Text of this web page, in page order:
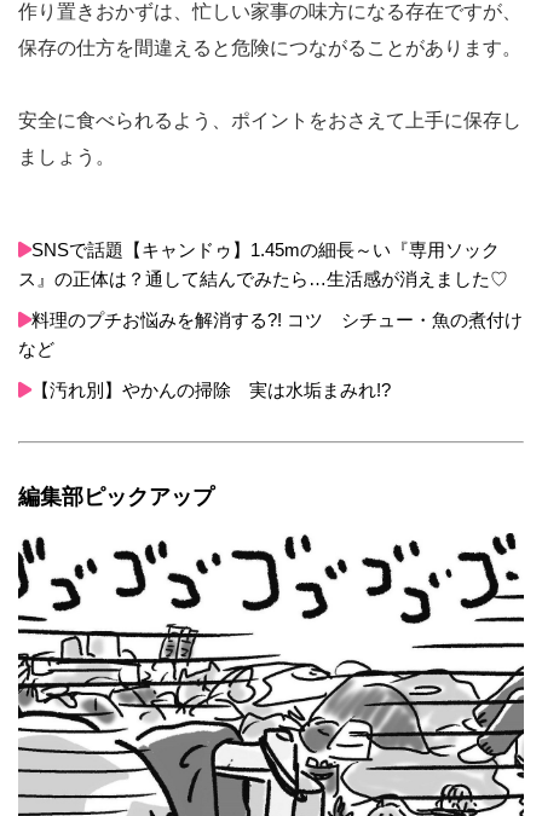
作り置きおかずは、忙しい家事の味方になる存在ですが、
保存の仕方を間違えると危険につながることがあります。
安全に食べられるよう、ポイントをおさえて上手に保存し
ましょう。
SNSで話題【キャンドゥ】1.45mの細長～い『専用ソック
ス』の正体は？通して結んでみたら…生活感が消えました♡
料理のプチお悩みを解消する?! コツ シチュー・魚の煮付け
など
【汚れ別】やかんの掃除 実は水垢まみれ!?
編集部ピックアップ